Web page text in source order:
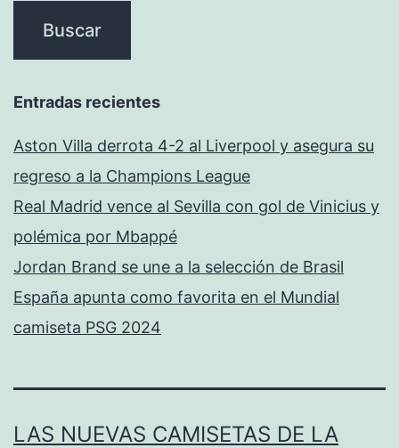
Entradas recientes
Aston Villa derrota 4-2 al Liverpool y asegura su
regreso a la Champions League
Real Madrid vence al Sevilla con gol de Vinicius y
polémica por Mbappé
Jordan Brand se une a la selección de Brasil
España apunta como favorita en el Mundial
camiseta PSG 2024
LAS NUEVAS CAMISETAS DE LA